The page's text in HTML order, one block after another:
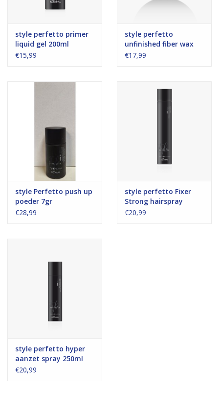
style perfetto primer
liquid gel 200ml
€15,99
style perfetto
unfinished fiber wax
100ml
€17,99
style Perfetto push up
poeder 7gr
€28,99
style perfetto Fixer
Strong hairspray
400ml
€20,99
style perfetto hyper
aanzet spray 250ml
€20,99